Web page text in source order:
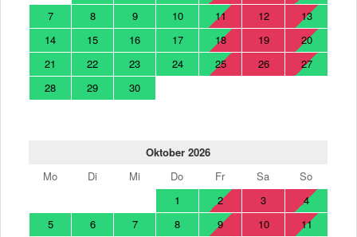
7
8 9 10 11 12
13
14
15 16 17 18 19
20
21
22 23 24 25 26
27
28
29 30
Oktober 2026
Mo
Di Mi Do Fr Sa
So
1
2 3
4
5
6 7 8 9 10
11